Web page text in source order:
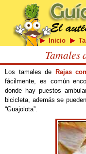
Inicio
Tamales
Los tamales de Rajas
fácilmente, es común
donde hay puestos
bicicleta, además se
“Guajolota”.